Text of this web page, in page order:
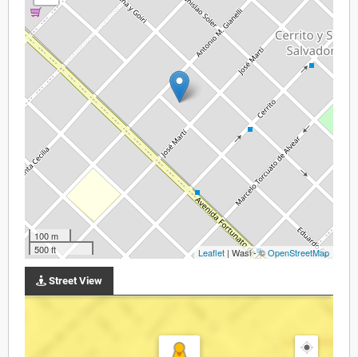
100 m
500 ft
Leaflet | Wasi - ©OpenStreetMap
Street View